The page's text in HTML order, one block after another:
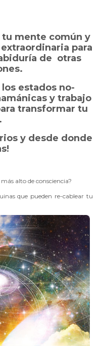
mente común y
para
de otras
estados no-
y trabajo
transformar tu
y desde donde
alto de consciencia?
que pueden re-cablear tu